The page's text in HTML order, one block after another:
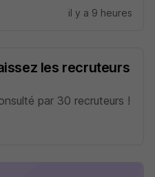
il y a 9 heures
les recruteurs
par 30 recruteurs !